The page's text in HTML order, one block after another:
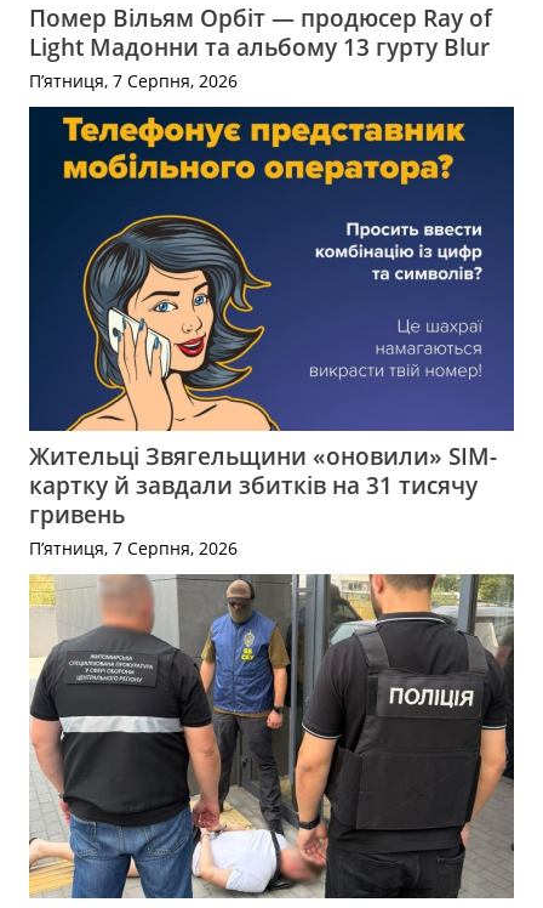
Помер Вільям Орбіт — продюсер Ray of
Light Мадонни та альбому 13 гурту Blur
П’ятниця, 7 Серпня, 2026
Жительці Звягельщини «оновили» SIM-
картку й завдали збитків на 31 тисячу
гривень
П’ятниця, 7 Серпня, 2026